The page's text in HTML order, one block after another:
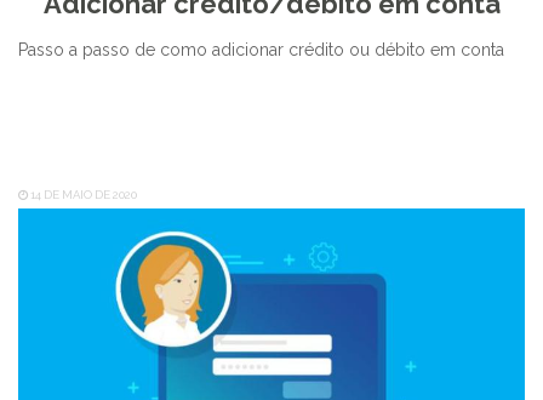
Passo a passo de como adicionar crédito ou débito em conta
14 DE MAIO DE 2020